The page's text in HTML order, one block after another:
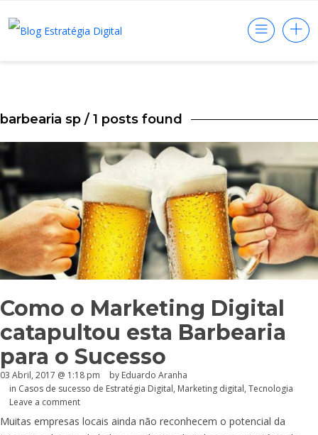
barbearia sp / 1 posts found
Como o Marketing Digital
catapultou esta Barbearia
para o Sucesso
03 Abril, 2017 @ 1:18 pm by Eduardo Aranha
in Casos de sucesso de Estratégia Digital, Marketing digital, Tecnologia
Leave a comment
Muitas empresas locais ainda não reconhecem o potencial da